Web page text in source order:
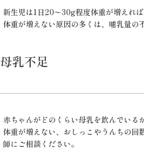
新生児は1日20〜30g程度体重が増えれ
体重が増えない原因の多くは、哺乳量の
母乳不足
赤ちゃんがどのくらい母乳を飲んでいる
体重が増えない、おしっこやうんちの回
師にご相談ください。